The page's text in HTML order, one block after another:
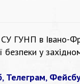
ГУНП в Івано-
безпеки у
, Телеграм,